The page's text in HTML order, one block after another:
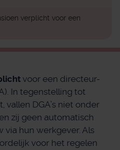
verplicht voor een
voor een directeur-
In tegenstelling tot
DGA’s niet onder
zij geen automatisch
via hun werkgever. Als
voor het regelen